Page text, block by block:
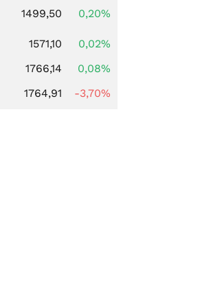
1499,50 0,20%
1571,10
0,02%
1766,14
0,08%
1764,91 -3,70%